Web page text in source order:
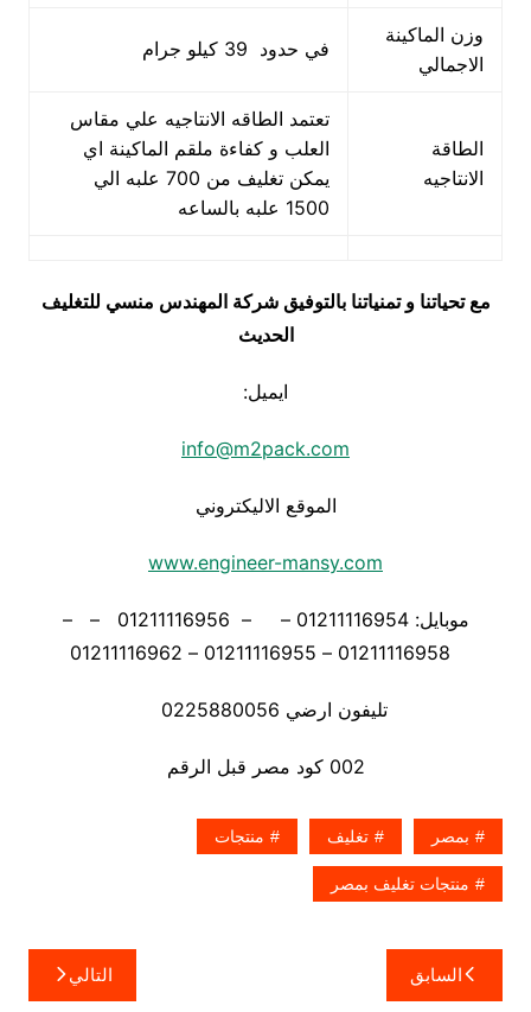
وزن الماكينة
الاجمالي
في حدود 39 كيلو جرام
الطاقة
الانتاجيه
تعتمد الطاقه الانتاجيه علي مقاس
العلب و كفاءة ملقم الماكينة اي
يمكن تغليف من 700 علبه الي
1500 علبه بالساعه
مع تحياتنا و تمنياتنا بالتوفيق شركة المهندس منسي للتغليف
الحديث
ايميل:
info@m2pack.com
الموقع الاليكتروني
www.engineer-mansy.com
موبايل: 01211116954 – – 01211116956 – –
تليفون ارضي 0225880056
002 كود مصر قبل الرقم
بمصر تغليف منتجات
منتجات تغليف بمصر
تصفّح
المقالات
السابق التالي